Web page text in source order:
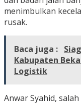
menimbulkan
rusak.
Baca juga :
Kabupaten
Logistik
Anwar Syahid,